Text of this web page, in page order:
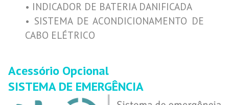
• INDICADOR DE BATERIA DANIFICADA
• SISTEMA DE ACONDICIONAMENTO DE
CABO ELÉTRICO
Acessório Opcional
SISTEMA DE EMERGÊNCIA